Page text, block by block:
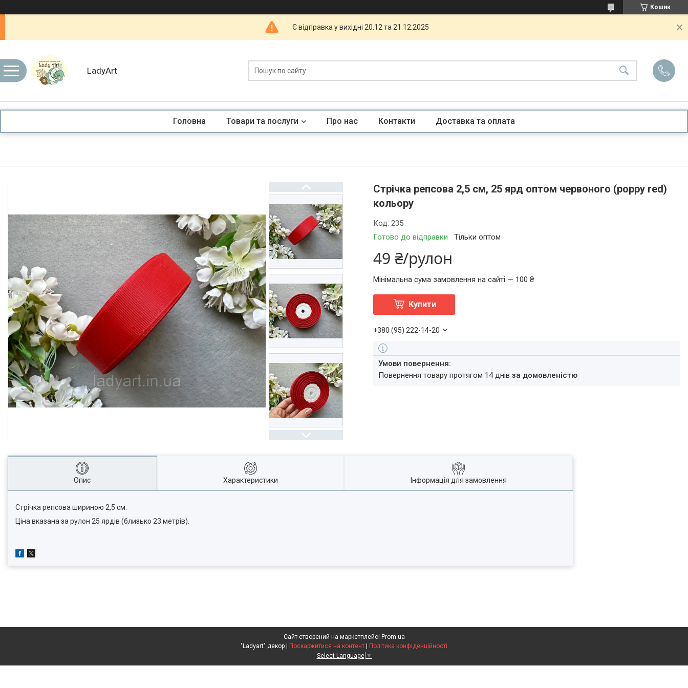
Кошик
Є відправка у вихідні 20.12 та 21.12.2025
LadyArt
Головна Товари та послуги Про нас Контакти Доставка та оплата
Стрічка репсова 2,5 см, 25 ярд оптом червоного (poppy red)
кольору
Готово до відправки Тільки оптом
Код:235
49 ₴/рулон
Мінімальна сума замовлення на сайті — 100 ₴
Купити
+380 (95) 222-14-20
повернення товару протягом 14 днівза домовленістю
Опис Характеристики Інформація для замовлення
Стрічка репсова шириною 2,5 см.
Ціна вказана за рулон 25 ярдів (близько 23 метрів).
Сайт створений на маркетплейсі Prom.ua
Поскаржитися на контент
Політика конфіденційності
Select Language ▼